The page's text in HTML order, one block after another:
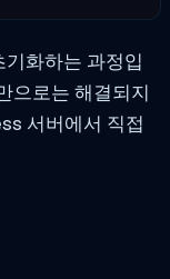
화하는 과정입
으로는 해결되지
서버에서 직접